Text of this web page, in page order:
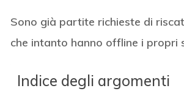
Sono già partite richieste di
che intanto hanno offline i propri
Indice degli argomenti